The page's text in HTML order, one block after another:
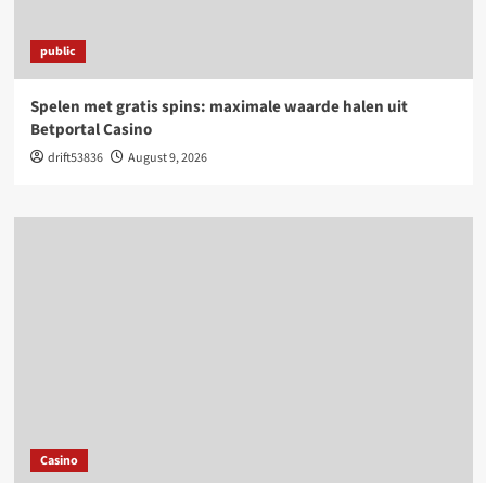
public
Spelen met gratis spins: maximale waarde halen uit
Betportal Casino
drift53836 August 9, 2026
Casino